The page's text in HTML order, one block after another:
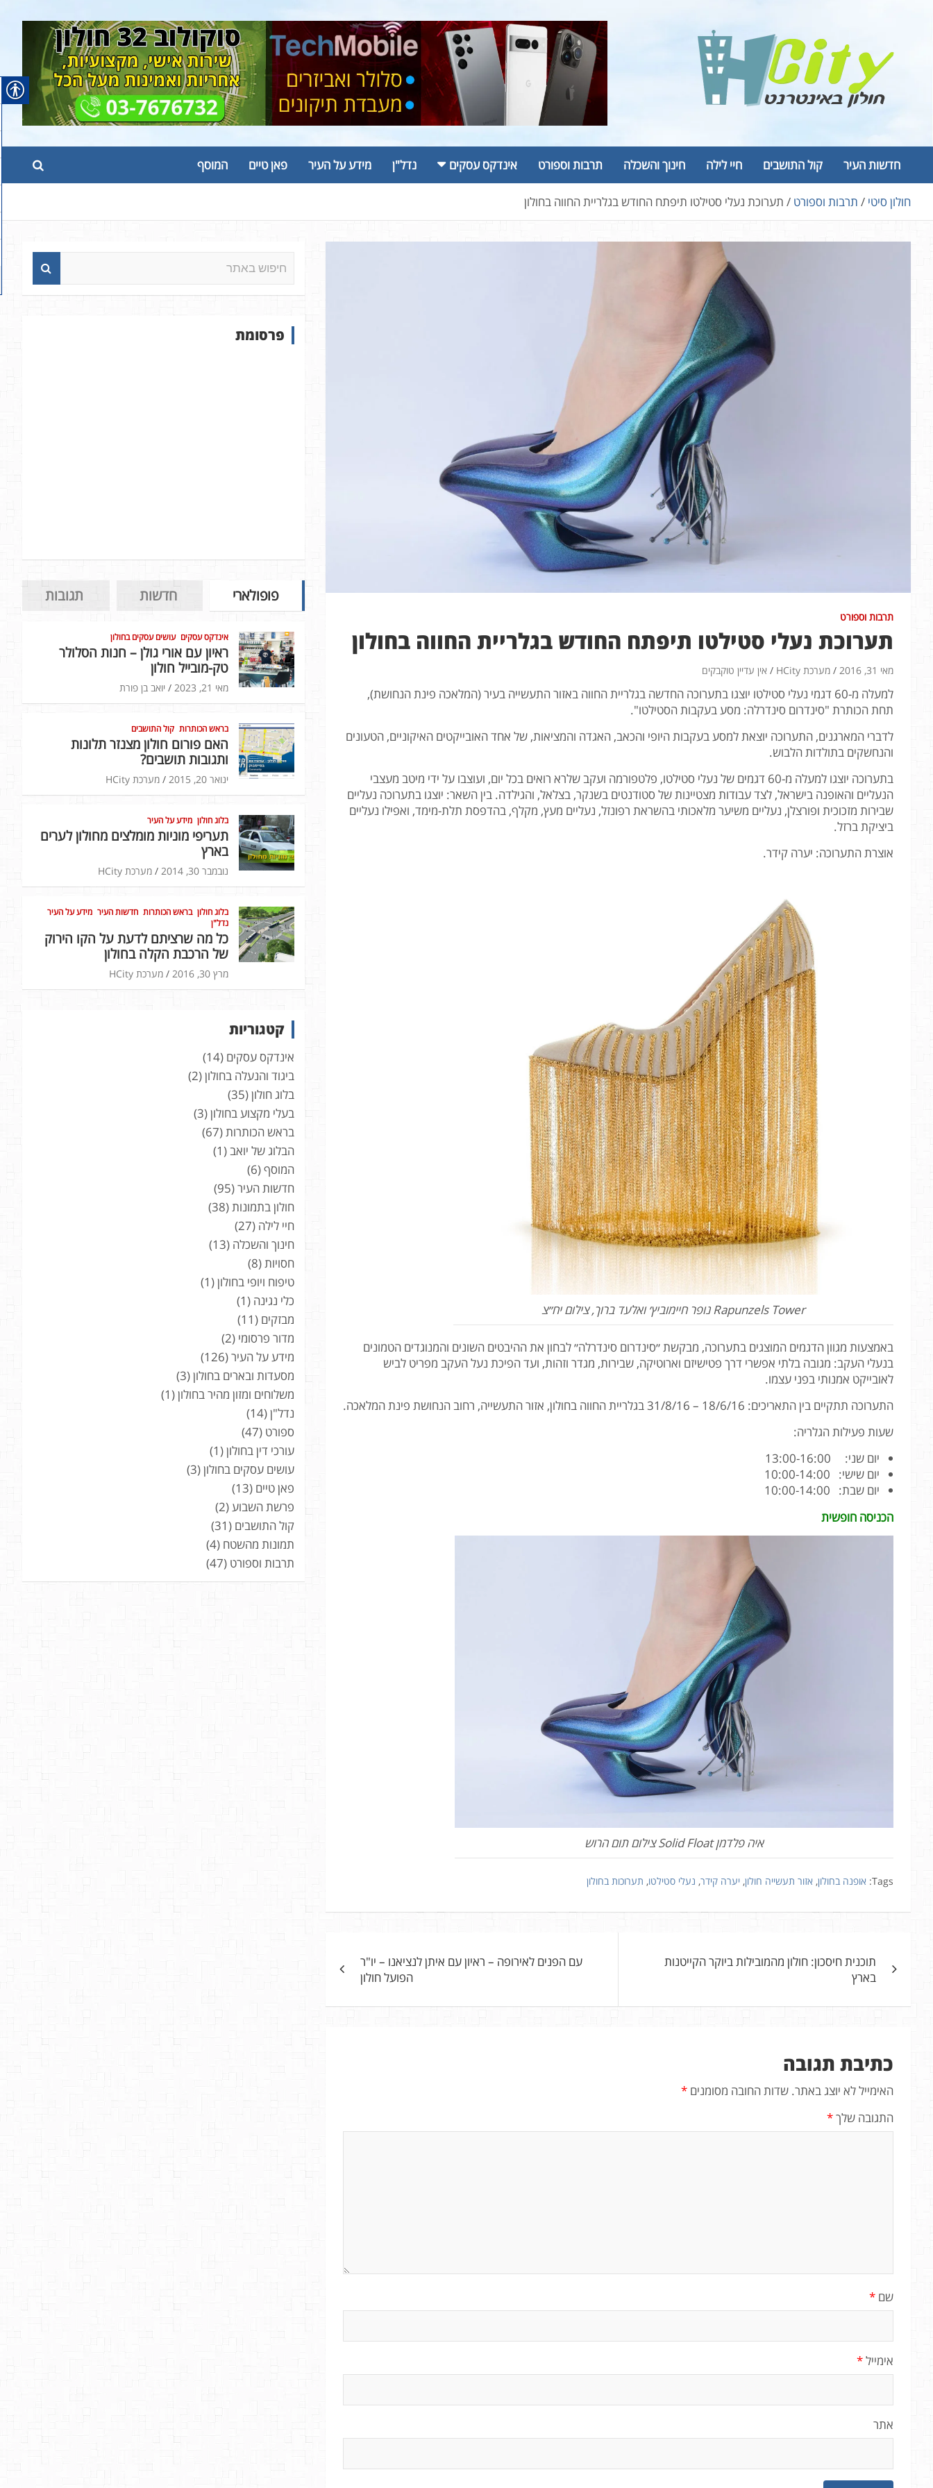
חדשות העיר קול התושבים חיי לילה חינוך והשכלה תרבות וספורט אינדקס עסקים נדל"ן מידע על העיר פאן טיים המוסף
חולון סיטי תרבות וספורט תערוכת נעלי סטילטו תיפתח החודש בגלריית החווה בחולון
תרבות וספורט
תערוכת נעלי סטילטו תיפתח החודש בגלריית החווה בחולון
מאי 31, 2016 מערכת HCity אין עדיין טוקבקים
למעלה מ-60 דגמי נעלי סטילטו יוצגו בתערוכה החדשה בגלריית החווה באזור התעשייה בעיר (המלאכה פינת הנחושת),
תחת הכותרת "סינדרום סינדרלה: מסע בעקבות הסטילטו".
לדברי המארגנים, התערוכה יוצאת למסע בעקבות היופי והכאב, האגדה והמציאות, של אחד האובייקטים האיקוניים, הטעונים
והנחשקים בתולדות הלבוש.
בתערוכה יוצגו למעלה מ-60 דגמים של נעלי סטילטו, פלטפורמה ועקב שלרא רואים בכל יום, ועוצבו על ידי מיטב מעצבי
הנעליים והאופנה בישראל, לצד עבודות מצטיינות של סטודנטים בשנקר, בצלאל, והגילדה. בין השאר: יוצגו בתערוכה נעליים
שבירות מזכוכית ופורצלן, נעליים משיער מלאכותי בהשראת רפונזל, נעליים מעץ, מקלף, בהדפסת תלת-מימד, ואפילו נעליים
ביציקת ברזל.
אוצרת התערוכה: יערה קידר.
Rapunzels Tower נופר חיימוביץ׳ ואלעד ברוך, צילום יח״צ
באמצעות מגוון הדגמים המוצגים בתערוכה, מבקשת ״סינדרום סינדרלה״ לבחון את ההיבטים השונים והמנוגדים הטמונים
בנעלי העקב: מגובה בלתי אפשרי דרך פטישיזם וארוטיקה, שבירות, מגדר וזהות, ועד הפיכת נעל העקב מפריט לביש
לאובייקט אמנותי בפני עצמו.
התערוכה תתקיים בין התאריכים: 18/6/16 – 31/8/16 בגלריית החווה בחולון, אזור התעשייה, רחוב הנחושת פינת המלאכה.
שעות פעילות הגלריה:
יום שני: 13:00-16:00
יום שישי: 10:00-14:00
יום שבת: 10:00-14:00
הכניסה חופשית
איה פלדמן Solid Float צילום תום הרוש
Tags: אופנה בחולון, אזור תעשייה חולון, יערה קידר, נעלי סטילטו, תערוכות בחולון
תוכנית חיסכון: חולון מהמובילות ביוקר הקייטנות
בארץ
עם הפנים לאירופה – ראיון עם איתן לנציאנו – יו"ר
הפועל חולון
כתיבת תגובה
האימייל לא יוצג באתר. שדות החובה מסומנים *
התגובה שלך*
שם *
אימייל*
אתר
פ
ש
פרסומת
פופולארי חדשות תגובות
אינדקס עסקים עושים עסקים בחולון
ראיון עם אורי גולן – חנות הסלולר
טק-מובייל חולון
מאי 21, 2023 יואב בן פורת
בראש הכותרות קול התושבים
האם פורום חולון מצנזר תלונות
ותגובות תושבים?
ינואר 20, 2015 מערכת HCity
בלוג חולון מידע על העיר
תעריפי מוניות מומלצים מחולון לערים
בארץ
נובמבר 30, 2014 מערכת HCity
בלוג חולון בראש הכותרות חדשות העיר מידע על העיר
נדל"ן
כל מה שרציתם לדעת על הקו הירוק
של הרכבת הקלה בחולון
מרץ 30, 2016 מערכת HCity
קטגוריות
אינדקס עסקים (14)
ביגוד והנעלה בחולון(2)
בלוג חולון(35)
בעלי מקצוע בחולון(3)
בראש הכותרות (67)
הבלוג של יואב (1)
המוסף(6)
חדשות העיר(95)
חולון בתמונות (38)
חיי לילה (27)
חינוך והשכלה (13)
חסויות (8)
טיפוח ויופי בחולון(1)
כלי נגינה (1)
מבזקים (11)
מדור פרסומי (2)
מידע על העיר(126)
מסעדות ובארים בחולון(3)
משלוחים ומזון מהיר בחולון(1)
נדל"ן(14)
ספורט (47)
עורכי דין בחולון(1)
עושים עסקים בחולון(3)
פאן טיים (13)
פרשת השבוע (2)
קול התושבים (31)
תמונות מהשטח (4)
תרבות וספורט (47)